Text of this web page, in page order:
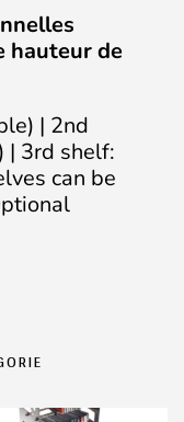
hauteur de
| 2nd
| 3rd shelf:
can be